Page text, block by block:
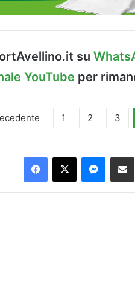
su
YouTube per
1 2 3
Facebook
X